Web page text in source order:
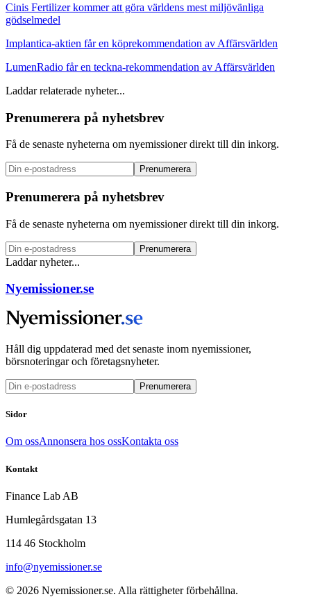
Cinis Fertilizer kommer att göra världens mest miljövänliga
gödselmedel
Implantica-aktien får en köprekommendation av Affärsvärlden
LumenRadio får en teckna-rekommendation av Affärsvärlden
Laddar relaterade nyheter...
Prenumerera på nyhetsbrev
Få de senaste nyheterna om nyemissioner direkt till din inkorg.
Prenumerera
Prenumerera på nyhetsbrev
Få de senaste nyheterna om nyemissioner direkt till din inkorg.
Prenumerera
Laddar nyheter...
Nyemissioner.se
Håll dig uppdaterad med det senaste inom nyemissioner,
börsnoteringar och företagsnyheter.
Prenumerera
Sidor
Om ossAnnonsera hos ossKontakta oss
Kontakt
Finance Lab AB
Humlegårdsgatan 13
114 46 Stockholm
info@nyemissioner.se
© 2026 Nyemissioner.se. Alla rättigheter förbehållna.